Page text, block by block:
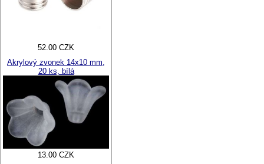
52.00 CZK
Akrylový zvonek 14x10 mm,
20 ks, bílá
13.00 CZK